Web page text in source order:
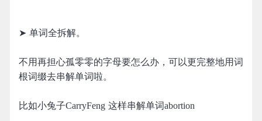
➤ 单词全拆解。
不用再担心孤零零的字母要怎么办，可以更完整地用词
根词缀去串解单词啦。
比如小兔子CarryFeng 这样串解单词abortion